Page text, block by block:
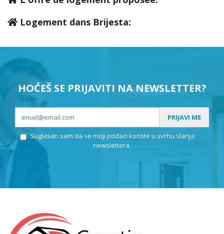
Logement dans Brijesta:
HOĆEŠ SE PRIJAVITI NA NEWSLETTER?
PRIJAVI ME
Suglasan sam da se moji podaci koriste u svrhu slanja
newslettera.